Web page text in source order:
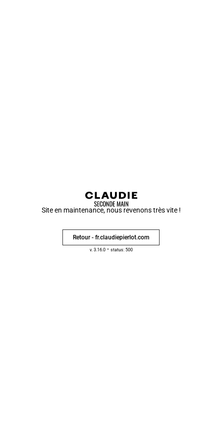
Site en maintenance, nous revenons très vite !
Retour - fr.claudiepierlot.com
v. 3.16.0- status: 500